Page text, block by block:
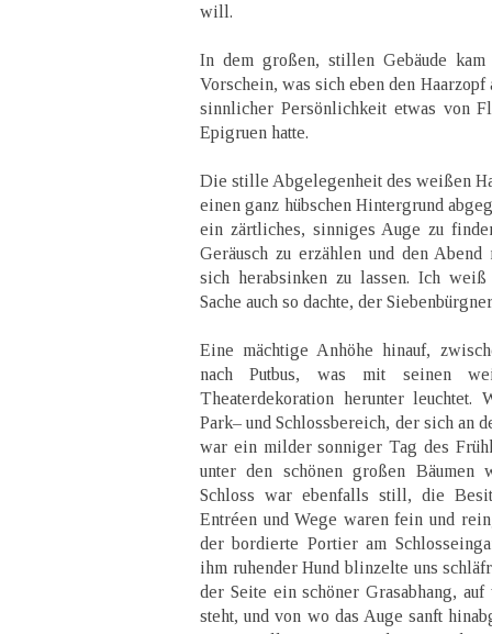
will.
In dem großen, stillen Gebäude
Vorschein, was sich eben den
sinnlicher Persönlichkeit etwas von
Epigruen hatte.
Die stille Abgelegenheit des weißen
einen ganz hübschen Hintergrund
ein zärtliches, sinniges Auge zu
Geräusch zu erzählen und den
sich herabsinken zu lassen. Ich
Sache auch so dachte, der
Eine mächtige Anhöhe hinauf,
nach Putbus, was mit seinen
Theaterdekoration herunter
Park– und Schlossbereich, der sich an
war ein milder sonniger Tag des
unter den schönen großen
Schloss war ebenfalls still, die
Entréen und Wege waren fein und
der bordierte Portier am
ihm ruhender Hund blinzelte uns
der Seite ein schöner Grasabhang, auf
steht, und von wo das Auge sanft